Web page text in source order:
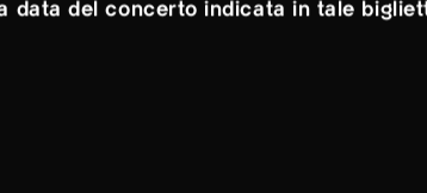
del concerto indicata in tale